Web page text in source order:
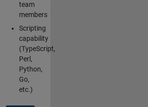
team
members
Scripting
capability
(TypeScript,
Perl,
Python,
Go,
etc.)